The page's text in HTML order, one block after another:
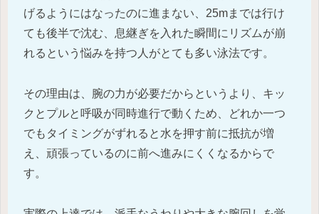
げるようにはなったのに進まない、25mまでは行け
ても後半で沈む、息継ぎを入れた瞬間にリズムが崩
れるという悩みを持つ人がとても多い泳法です。
その理由は、腕の力が必要だからというより、キッ
クとプルと呼吸が同時進行で動くため、どれか一つ
でもタイミングがずれると水を押す前に抵抗が増
え、頑張っているのに前へ進みにくくなるからで
す。